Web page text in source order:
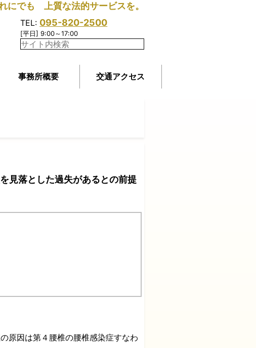
にでも 上質な法的サービスを。
TEL: 095-820-2500
[平日] 9:00～17:00
事務所概要 交通アクセス
見落とした過失があるとの前提
原因は第４腰椎の腰椎感染症すなわ